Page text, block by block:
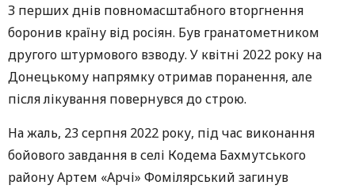
З перших днів повномасштабного вторгнення
боронив країну від росіян. Був гранатометником
другого штурмового взводу. У квітні 2022 року на
Донецькому напрямку отримав поранення, але
після лікування повернувся до строю.
На жаль, 23 серпня 2022 року, під час виконання
бойового завдання в селі Кодема Бахмутського
району Артем «Арчі» Фомілярський загинув